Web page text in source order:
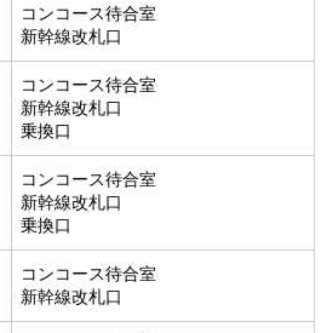
コンコース待合室
新幹線改札口
コンコース待合室
新幹線改札口
乗換口
コンコース待合室
新幹線改札口
乗換口
コンコース待合室
新幹線改札口